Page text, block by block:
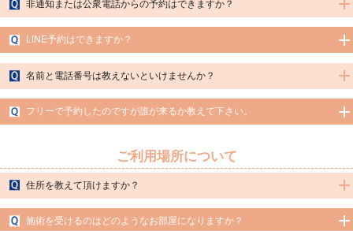
能となります。
非通知または公衆電話からの予約はできますか？
A.当店では番号通知されている電話番号からのみのご予約とさせていただいており
ます。非通知や公衆電話からのご予約は受けかねます。
LINE予約はできますか？
A.はい、可能です。こちらのLINE IDよりご予約いだくことが可能です。
但し、会員様のみのご利用となります。電話予約が優先となりますので予めご了承
くださいませ。
名前と電話番号は教えないといけませんか？
A.ご予約時に、必ずお名前とお電話番号が必要となります。
当店では、個人情報保護に関する法令およびその他の規範を遵守し、お客様の大切
な個人情報の保護に 厳重な注意を払い取扱うことに努めております。ご安心してご
いたずら防止のため、お電話番号の登録が出来ないお客様のご利用はお断りさせて
頂いております。何卒ご理解くださいませ。
※個人情報保護士の有資格者が、ガイドラインに沿って適正に管理しておりますの
フリーで予約したのですが誰が来るか教えて下さい。
フリーでご利用の場合は、お部屋入室まで楽しみにお待ちください。
ご利用場所について
住所を教えて頂けますか？
A.完全予約制プライベートサロンのため、住所非公開となっております。
ご予約の確定したお客様にのみ詳しいご案内をさせていただきますので、予めご了
施術を受けるのはどのようなお部屋になりますか？